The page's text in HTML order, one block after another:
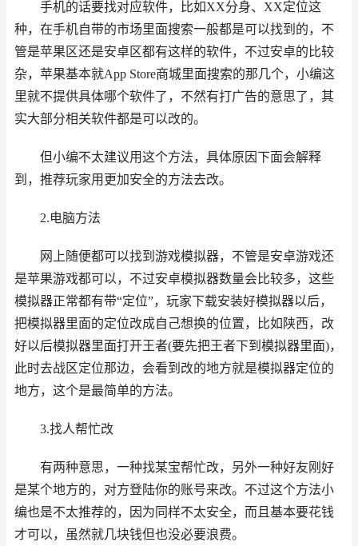
手机的话要找对应软件，比如XX分身、XX定位这
种，在手机自带的市场里面搜索一般都是可以找到的，不
管是苹果区还是安卓区都有这样的软件，不过安卓的比较
杂，苹果基本就App Store商城里面搜索的那几个，小编这
里就不提供具体哪个软件了，不然有打广告的意思了，其
实大部分相关软件都是可以改的。
但小编不太建议用这个方法，具体原因下面会解释
到，推荐玩家用更加安全的方法去改。
2.电脑方法
网上随便都可以找到游戏模拟器，不管是安卓游戏还
是苹果游戏都可以，不过安卓模拟器数量会比较多，这些
模拟器正常都有带“定位”，玩家下载安装好模拟器以后，
把模拟器里面的定位改成自己想换的位置，比如陕西，改
好以后模拟器里面打开王者(要先把王者下到模拟器里面)，
此时去战区定位那边，会看到改的地方就是模拟器定位的
地方，这个是最简单的方法。
3.找人帮忙改
有两种意思，一种找某宝帮忙改，另外一种好友刚好
是某个地方的，对方登陆你的账号来改。不过这个方法小
编也是不太推荐的，因为同样不太安全，而且基本要花钱
才可以，虽然就几块钱但也没必要浪费。